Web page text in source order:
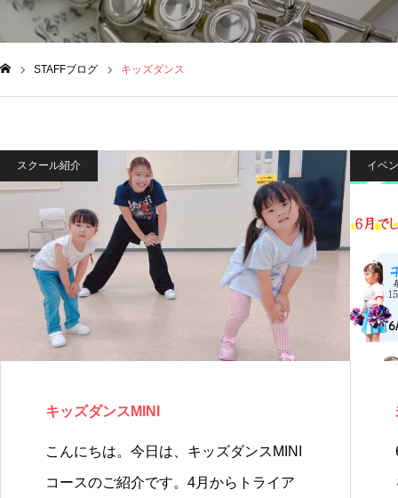
STAFFブログ キッズダンス
スクール紹介
キッズダンスMINI
こんにちは。今日は、キッズダンスMINI
コースのご紹介です。4月からトライア
イベ